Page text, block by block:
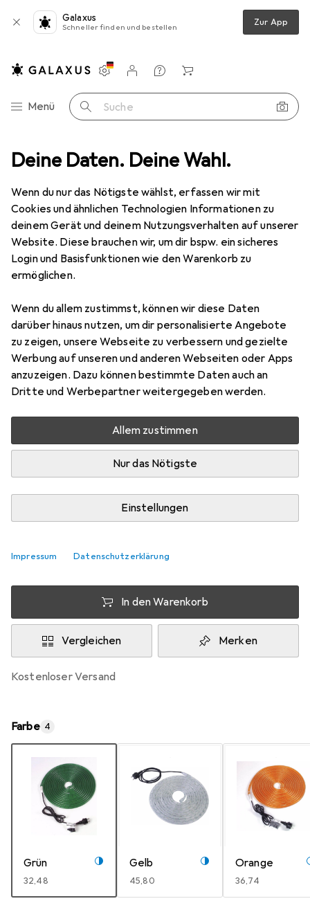
Deine Daten. Deine Wahl.
Wenn du nur das Nötigste wählst, erfassen wir mit
Cookies und ähnlichen Technologien Informationen zu
deinem Gerät und deinem Nutzungsverhalten auf unserer
Website. Diese brauchen wir, um dir bspw. ein sicheres
Login und Basisfunktionen wie den Warenkorb zu
ermöglichen.
Wenn du allem zustimmst, können wir diese Daten
darüber hinaus nutzen, um dir personalisierte Angebote
zu zeigen, unsere Webseite zu verbessern und gezielte
Werbung auf unseren und anderen Webseiten oder Apps
anzuzeigen. Dazu können bestimmte Daten auch an
Dritte und Werbepartner weitergegeben werden.
Allem zustimmen
Nur das Nötigste
Einstellungen
Impressum Datenschutzerklärung
Galaxus
Schneller finden und bestellen Zur App
Navigation nach Kategorien
Menü Suche
Einstellungen
Kundenkonto
Vergleichslisten
Merklisten
Warenkorb
Lichterkette Eurolite RUBBERLIGHT RL1-230V grün 9m
4 Bilder
EuroliteRUBBERLIGHT RL1-230V grün
9 m
Preis in EUR inkl. MwSt.
EUR
32,48
Schneller lieferbar
Angebot fürEUR
50,66
4
Zwischen Mi, 19.8. und Sa, 22.8. geliefert
Mehr als 10 Stück an Lager beim Lieferanten
In den Warenkorb
Vergleichen Merken
kostenloser Versand
Farbe 4
Grün
EUR
32,48
Gelb
EUR
45,80
Orange
EUR
36,74